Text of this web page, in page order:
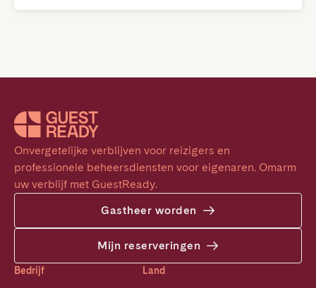
Onvergetelijke verblijven voor reizigers en
professionele beheersdiensten voor eigenaren. Omarm
uw verblijf met GuestReady.
Gastheer worden
Mijn reserveringen
Bedrijf Land